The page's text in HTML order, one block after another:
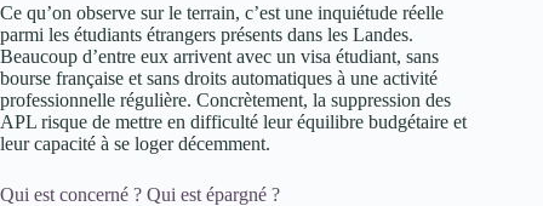
Ce qu’on observe sur le terrain, c’est une inquiétude réelle
parmi les étudiants étrangers présents dans les Landes.
Beaucoup d’entre eux arrivent avec un visa étudiant, sans
bourse française et sans droits automatiques à une activité
professionnelle régulière. Concrètement, la suppression des
APL risque de mettre en difficulté leur équilibre budgétaire et
leur capacité à se loger décemment.
Qui est concerné ? Qui est épargné ?